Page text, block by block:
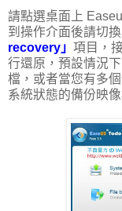
請點選桌面上
到操作介面後請切
recovery」 項目，
行還原，預設情況
檔，或者當您有多
系統狀態的備份映像